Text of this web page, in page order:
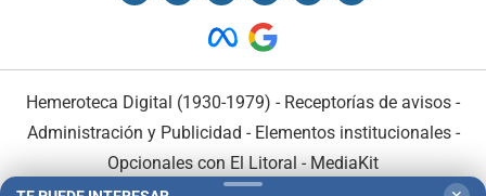
Hemeroteca Digital (1930-1979) - Receptorías de avisos -
Administración y Publicidad - Elementos institucionales-
Opcionales con El Litoral - MediaKit